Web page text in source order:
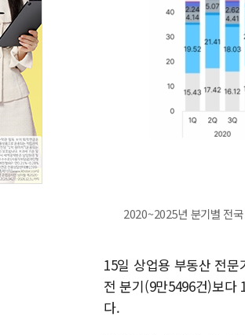
2020~2025년 분기별 전
15일 상업용 부동산 전
전 분기(9만5496건)보다
다.